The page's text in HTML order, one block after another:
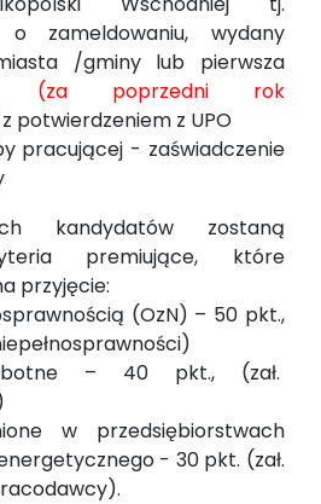
o zameldowaniu, wydany
/gminy lub pierwsza
(za poprzedni rok
z potwierdzeniem z UPO
pracującej - zaświadczenie
kandydatów zostaną
premiujące, które
przyjęcie:
(OzN) – 50 pkt.,
– 40 pkt., (zał.
w przedsiębiorstwach
- 30 pkt. (zał.